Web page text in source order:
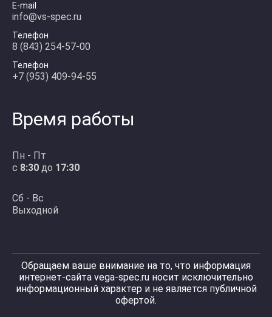
E-mail
info@vs-spec.ru
Телефон
8 (843) 254-57-00
Телефон
+7 (953) 409-94-55
Время работы
Пн - Пт
с 8:30 до 17:30
Сб - Вс
Выходной
Обращаем ваше внимание на то, что информация
интернет-сайта vega-spec.ru носит исключительно
информационный характер и не является публичной
офертой.